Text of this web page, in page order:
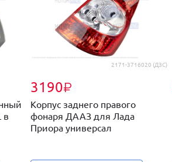
в
2171-3716020 (ДЗС)
3190₽
Корпус заднего правого
фонаря ДААЗ для Лада
Приора универсал